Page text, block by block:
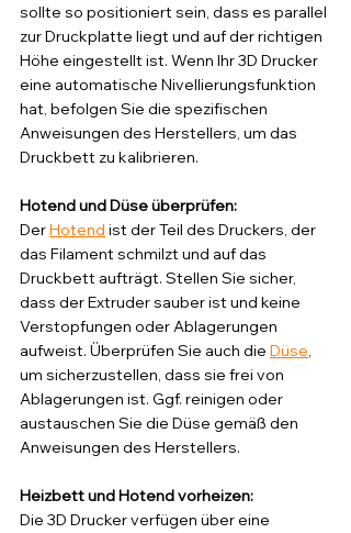
sollte so positioniert sein, dass es parallel
zur Druckplatte liegt und auf der richtigen
Höhe eingestellt ist. Wenn Ihr 3D Drucker
eine automatische Nivellierungsfunktion
hat, befolgen Sie die spezifischen
Anweisungen des Herstellers, um das
Druckbett zu kalibrieren.
Hotend und Düse überprüfen:
Der Hotend ist der Teil des Druckers, der
das Filament schmilzt und auf das
Druckbett aufträgt. Stellen Sie sicher,
dass der Extruder sauber ist und keine
Verstopfungen oder Ablagerungen
aufweist. Überprüfen Sie auch die Düse,
um sicherzustellen, dass sie frei von
Ablagerungen ist. Ggf. reinigen oder
austauschen Sie die Düse gemäß den
Anweisungen des Herstellers.
Heizbett und Hotend vorheizen:
Die 3D Drucker verfügen über eine